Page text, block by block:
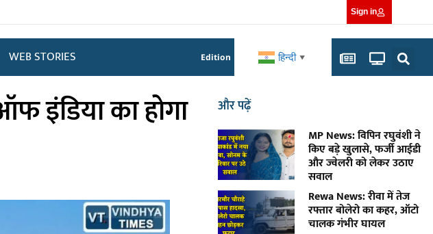
Sign in
WEB STORIES Edition हिन्दी ▼
इंडिया का होगा और पढ़ें
MP News: विपिन रघुवंशी ने
किए बड़े खुलासे, फर्जी आईडी
और ज्वेलरी को लेकर उठाए
सवाल
Rewa News: रीवा में तेज
रफ्तार बोलेरो का कहर, ऑटो
चालक गंभीर घायल